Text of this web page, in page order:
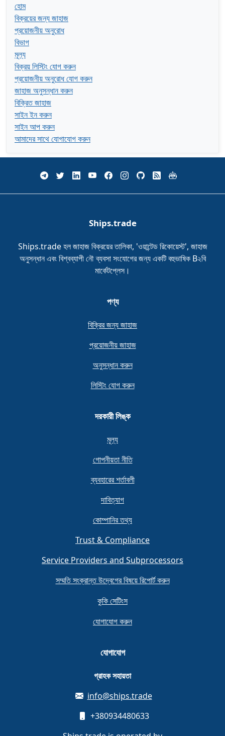
হোম
বিক্রয়ের জন্য জাহাজ
প্রয়োজনীয় অনুরোধ
বিভাগ
মূল্য
বিক্রয় লিস্টিং যোগ করুন
প্রয়োজনীয় অনুরোধ যোগ করুন
জাহাজ অনুসন্ধান করুন
বিক্রিত জাহাজ
সাইন ইন করুন
সাইন আপ করুন
আমাদের সাথে যোগাযোগ করুন
Ships.trade
Ships.trade হল জাহাজ বিক্রয়ের তালিকা, 'ওয়ান্টেড রিকোয়েস্ট', জাহাজ
অনুসন্ধান এবং বিশ্বব্যাপী নৌ ব্যবসা সংযোগের জন্য একটি বহুভাষিক B২বি
মার্কেটপ্লেস।
পণ্য
বিক্রির জন্য জাহাজ
প্রয়োজনীয় জাহাজ
অনুসন্ধান করুন
লিস্টিং যোগ করুন
দরকারী লিঙ্ক
মূল্য
গোপনীয়তা নীতি
ব্যবহারের শর্তাবলী
দাবিত্যাগ
কোম্পানির তথ্য
Trust & Compliance
Service Providers and Subprocessors
সম্মতি সংক্রান্ত উদ্বেগের বিষয়ে রিপোর্ট করুন
কুকি সেটিংস
যোগাযোগ করুন
যোগাযোগ
গ্রাহক সহায়তা
info@ships.trade
+380934480633